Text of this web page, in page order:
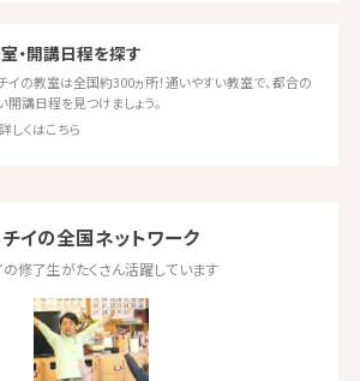
・開講日程を探す
イの教室は全国約300ヵ所！通いやすい教室で、都合の
開講日程を見つけましょう。
詳しくはこちら
イの全国ネットワーク
の修了生がたくさん活躍しています